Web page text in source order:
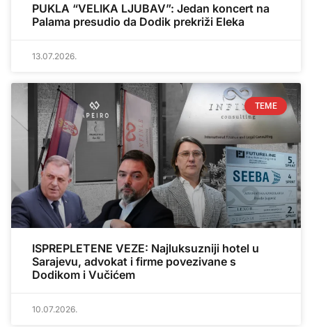
PUKLA “VELIKA LJUBAV”: Jedan koncert na
Palama presudio da Dodik prekriži Eleka
13.07.2026.
TEME
ISPREPLETENE VEZE: Najluksuzniji hotel u
Sarajevu, advokat i firme povezivane s
Dodikom i Vučićem
10.07.2026.